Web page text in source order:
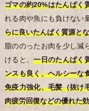
ゴマの約20%はたんぱく
れる肉や魚にも負けない
らに良いたんぱく質源と
脂ののったお肉を少し減
けると、一日のたんぱく
ンスも良く、ヘルシーな
免疫力強化、毛髪（抜け
肉疲労回復などの優れた